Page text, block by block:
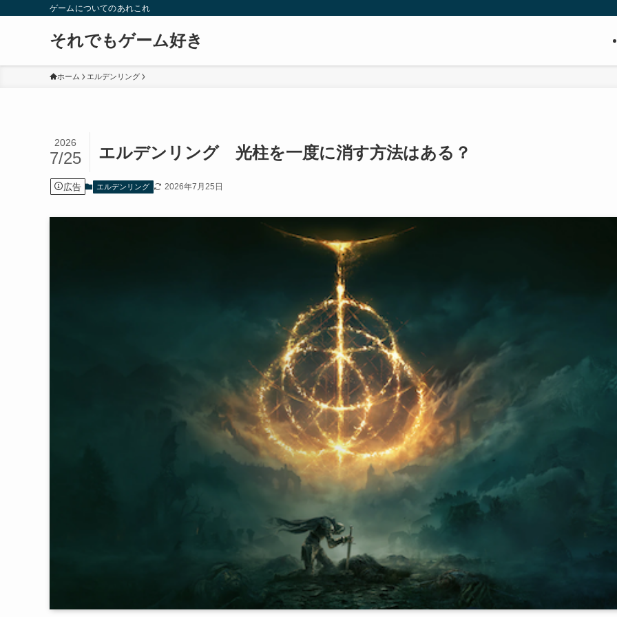
ゲームについてのあれこれ
それでもゲーム好き
ホーム エルデンリング
エルデンリング 光柱を一度に消す方法はある？
2026
7/25
広告 エルデンリング 2026年7月25日